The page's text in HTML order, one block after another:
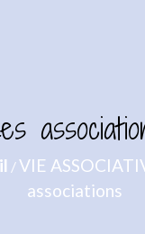
/VIE
associations